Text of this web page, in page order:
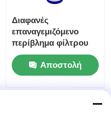
Διαφανές
επαναγεμιζόμενο
περίβλημα φίλτρου
νερού 4,5x20 ιντσών
δοχείο φίλτρου
Αποστολή
ερώτησης